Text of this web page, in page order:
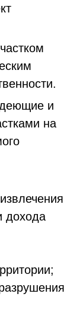
и
на
дохода